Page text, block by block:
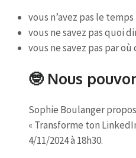
vous n’avez pas le temps
vous ne savez pas quoi
vous ne savez pas par où
🤓 Nous
Sophie Boulanger
« Transforme ton
4/11/2024 à 18h30.